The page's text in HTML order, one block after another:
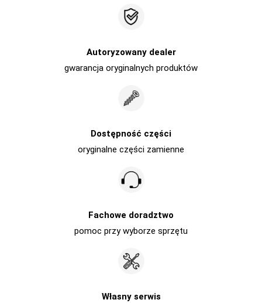
Autoryzowany dealer
gwarancja oryginalnych produktów
Dostępność części
oryginalne części zamienne
Fachowe doradztwo
pomoc przy wyborze sprzętu
Własny serwis